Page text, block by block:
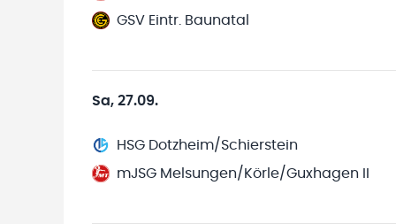
GSV Eintr. Baunatal
Sa, 27.09.
HSG Dotzheim/Schierstein
mJSG Melsungen/Körle/Guxhagen II